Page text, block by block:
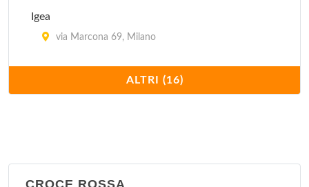
Igea
via Marcona 69, Milano
Istituto Clinico Humanitas
via Alessandro Manzoni 56, Rozzano
ALTRI (16)
CROCE ROSSA